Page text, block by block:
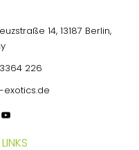
14, 13187 Berlin,
226
exotics.de